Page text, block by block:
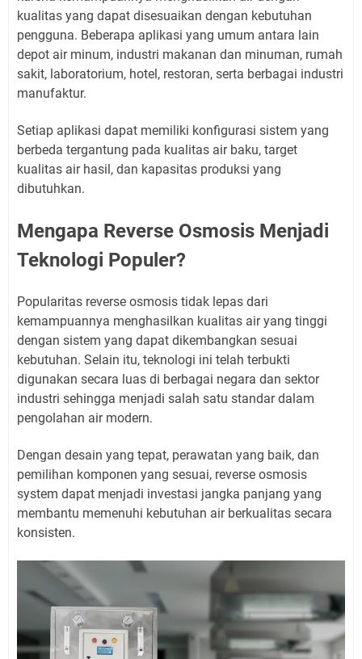
kualitas yang dapat disesuaikan dengan kebutuhan
pengguna. Beberapa aplikasi yang umum antara lain
depot air minum, industri makanan dan minuman, rumah
sakit, laboratorium, hotel, restoran, serta berbagai industri
manufaktur.
Setiap aplikasi dapat memiliki konfigurasi sistem yang
berbeda tergantung pada kualitas air baku, target
kualitas air hasil, dan kapasitas produksi yang
dibutuhkan.
Mengapa Reverse Osmosis Menjadi
Teknologi Populer?
Popularitas reverse osmosis tidak lepas dari
kemampuannya menghasilkan kualitas air yang tinggi
dengan sistem yang dapat dikembangkan sesuai
kebutuhan. Selain itu, teknologi ini telah terbukti
digunakan secara luas di berbagai negara dan sektor
industri sehingga menjadi salah satu standar dalam
pengolahan air modern.
Dengan desain yang tepat, perawatan yang baik, dan
pemilihan komponen yang sesuai, reverse osmosis
system dapat menjadi investasi jangka panjang yang
membantu memenuhi kebutuhan air berkualitas secara
konsisten.